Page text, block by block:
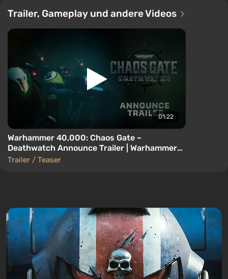
Trailer, Gameplay und andere Videos
01:22
Warhammer 40,000: Chaos Gate –
Deathwatch Announce Trailer | Warhammer
Skulls 2026
Trailer / Teaser